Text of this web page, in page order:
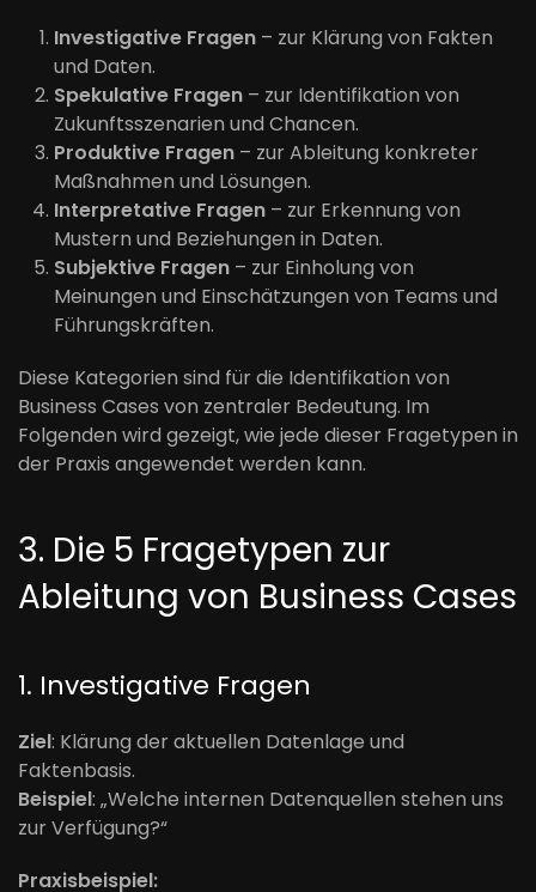
Investigative Fragen – zur Klärung von Fakten
und Daten.
Spekulative Fragen – zur Identifikation von
Zukunftsszenarien und Chancen.
Produktive Fragen – zur Ableitung konkreter
Maßnahmen und Lösungen.
Interpretative Fragen – zur Erkennung von
Mustern und Beziehungen in Daten.
Subjektive Fragen – zur Einholung von
Meinungen und Einschätzungen von Teams und
Führungskräften.
Diese Kategorien sind für die Identifikation von
Business Cases von zentraler Bedeutung. Im
Folgenden wird gezeigt, wie jede dieser Fragetypen in
der Praxis angewendet werden kann.
3. Die 5 Fragetypen zur
Ableitung von Business Cases
1. Investigative Fragen
Ziel: Klärung der aktuellen Datenlage und
Faktenbasis.
Beispiel: „Welche internen Datenquellen stehen uns
zur Verfügung?“
Praxisbeispiel: